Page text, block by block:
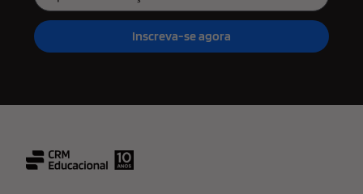
Inscreva-se agora